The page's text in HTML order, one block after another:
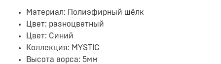
Материал: Полиэфирный шёлк
Цвет: разноцветный
Цвет: Синий
Коллекция: MYSTIC
Высота ворса: 5мм